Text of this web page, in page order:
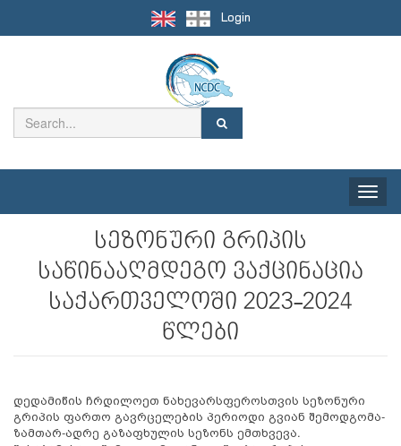
Login
Toggle
სეზონური გრიპის
საწინააღმდეგო ვაქცინაცია
საქართველოში 2023-2024
წლები
დედამიწის ჩრდილოეთ ნახევარსფეროსთვის სეზონური
გრიპის ფართო გავრცელების პერიოდი გვიან შემოდგომა-
ზამთარ-ადრე გაზაფხულის სეზონს ემთხვევა.